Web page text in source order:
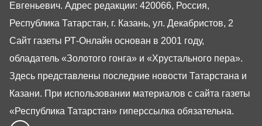
Евгеньевич. Адрес редакции: 420066, Россия,
Республика Татарстан, г. Казань, ул. Декабристов, 2
Сайт газеты РТ-Онлайн основан в 2001 году,
обладатель «Золотого гонга» и «Хрустального пера».
Здесь представлены последние новости Татарстана и
Казани. При использовании материалов с сайта газеты
«Республика Татарстан» гиперссылка обязательна.